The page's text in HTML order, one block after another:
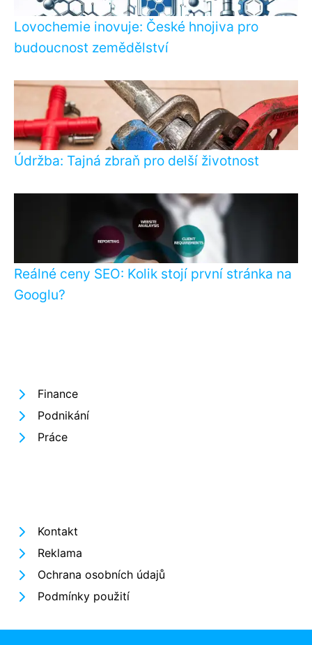
Lovochemie inovuje: České hnojiva pro
budoucnost zemědělství
Údržba: Tajná zbraň pro delší životnost
Reálné ceny SEO: Kolik stojí první stránka na
Googlu?
Finance
Podnikání
Práce
Kontakt
Reklama
Ochrana osobních údajů
Podmínky použití